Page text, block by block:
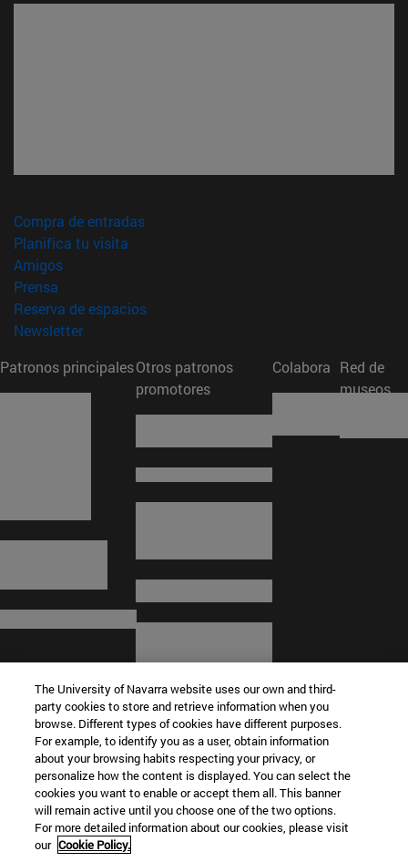
Compra de entradas(abre en nueva ventana)
Planifica tu visita
Amigos(abre en nueva ventana)
Prensa
Reserva de espacios(abre en nueva ventana)
Newsletter(abre en nueva ventana)
Patronos principalesOtros patronos
promotores
Colabora Red de
museos
© Universidad de Navarra
Información legal
Términos y condiciones
Accesibilidad
The University of Navarra website uses our own and third-
party cookies to store and retrieve information when you
browse. Different types of cookies have different purposes.
For example, to identify you as a user, obtain information
about your browsing habits respecting your privacy, or
personalize how the content is displayed. You can select the
cookies you want to enable or accept them all. This banner
will remain active until you choose one of the two options.
For more detailed information about our cookies, please visit
our Cookie Policy.